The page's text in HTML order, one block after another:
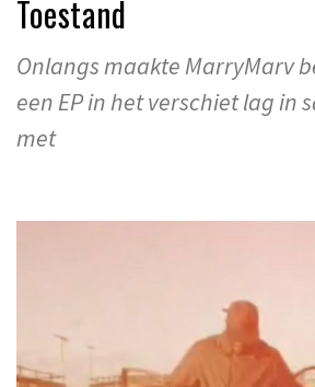
Toestand
Onlangs maakte MarryMarv
een EP in het verschiet lag in
met